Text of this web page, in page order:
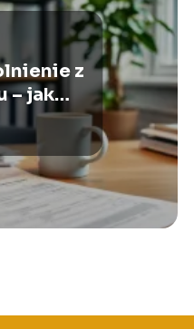
z
– jak